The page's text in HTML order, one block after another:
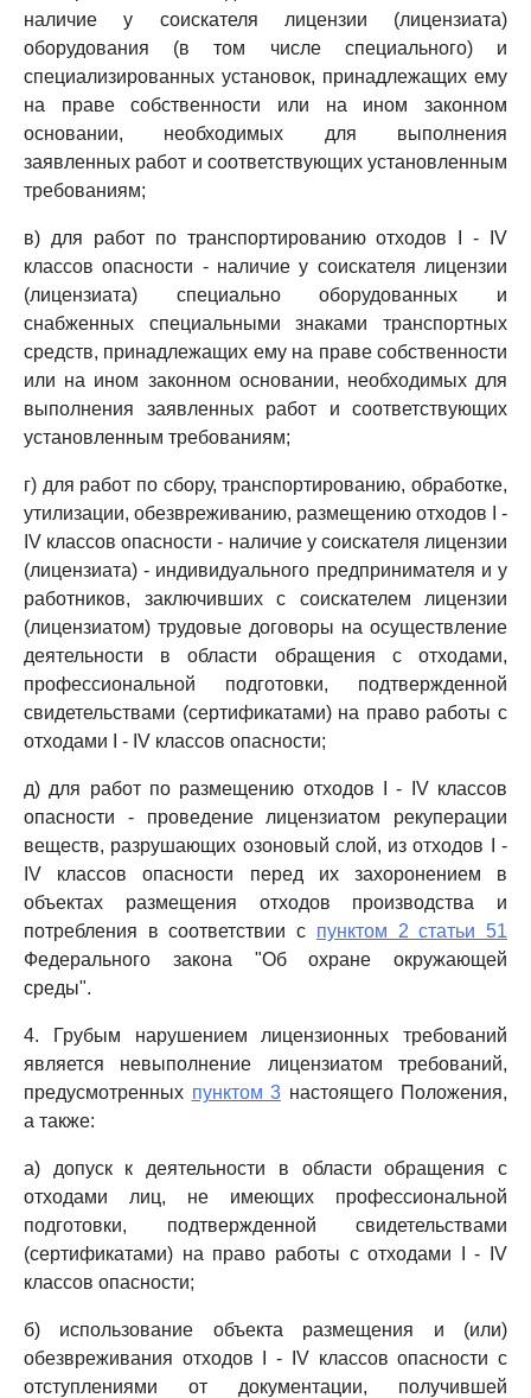
наличие у соискателя лицензии (лицензиата)
оборудования (в том числе специального) и
специализированных установок, принадлежащих ему
на праве собственности или на ином законном
основании, необходимых для выполнения
заявленных работ и соответствующих установленным
требованиям;
в) для работ по транспортированию отходов I - IV
классов опасности - наличие у соискателя лицензии
(лицензиата) специально оборудованных и
снабженных специальными знаками транспортных
средств, принадлежащих ему на праве собственности
или на ином законном основании, необходимых для
выполнения заявленных работ и соответствующих
установленным требованиям;
г) для работ по сбору, транспортированию, обработке,
утилизации, обезвреживанию, размещению отходов I -
IV классов опасности - наличие у соискателя лицензии
(лицензиата) - индивидуального предпринимателя и у
работников, заключивших с соискателем лицензии
(лицензиатом) трудовые договоры на осуществление
деятельности в области обращения с отходами,
профессиональной подготовки, подтвержденной
свидетельствами (сертификатами) на право работы с
отходами I - IV классов опасности;
д) для работ по размещению отходов I - IV классов
опасности - проведение лицензиатом рекуперации
веществ, разрушающих озоновый слой, из отходов I -
IV классов опасности перед их захоронением в
объектах размещения отходов производства и
потребления в соответствии с пунктом 2 статьи 51
Федерального закона "Об охране окружающей
среды".
4. Грубым нарушением лицензионных требований
является невыполнение лицензиатом требований,
предусмотренных пунктом 3 настоящего Положения,
а также:
а) допуск к деятельности в области обращения с
отходами лиц, не имеющих профессиональной
подготовки, подтвержденной свидетельствами
(сертификатами) на право работы с отходами I - IV
классов опасности;
б) использование объекта размещения и (или)
обезвреживания отходов I - IV классов опасности с
отступлениями от документации, получившей